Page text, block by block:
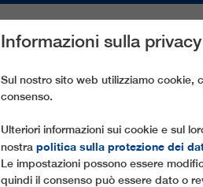
PEZZI DI RICAMBIO ASSISTENZA
Informazioni sulla privacy
Sul nostro sito web utilizziamo cookie,
consenso.
Ulteriori informazioni sui cookie e sul
nostra politica sulla protezione dei
Le impostazioni possono essere
quindi il consenso può essere dato o